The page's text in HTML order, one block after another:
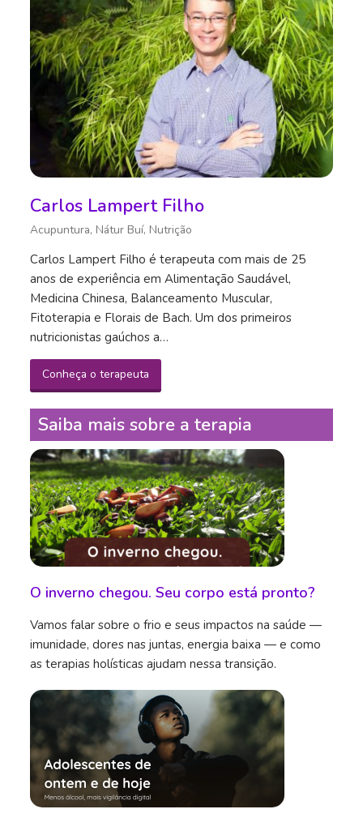
Carlos Lampert Filho
Acupuntura, Nátur Buí, Nutrição
Carlos Lampert Filho é terapeuta com mais de 25
anos de experiência em Alimentação Saudável,
Medicina Chinesa, Balanceamento Muscular,
Fitoterapia e Florais de Bach. Um dos primeiros
nutricionistas gaúchos a…
Conheça o terapeuta
Saiba mais sobre a terapia
O inverno chegou. Seu corpo está pronto?
Vamos falar sobre o frio e seus impactos na saúde —
imunidade, dores nas juntas, energia baixa — e como
as terapias holísticas ajudam nessa transição.